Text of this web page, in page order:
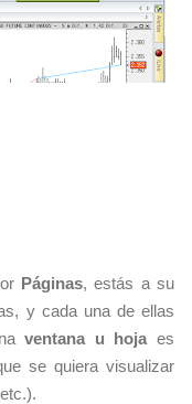
Páginas, estás a su
y cada una de ellas
ventana u hoja es
se quiera visualizar